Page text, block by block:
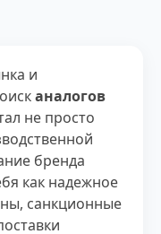
и
аналогов
не просто
бренда
как надежное
санкционные